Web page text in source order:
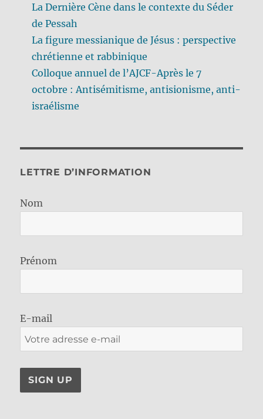
La Dernière Cène dans le contexte du Séder
de Pessah
La figure messianique de Jésus : perspective
chrétienne et rabbinique
Colloque annuel de l’AJCF-Après le 7
octobre : Antisémitisme, antisionisme, anti-
israélisme
LETTRE D’INFORMATION
Nom
Prénom
E-mail